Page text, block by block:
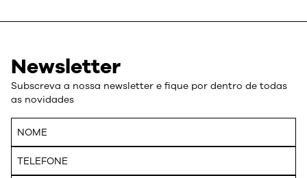
Newsletter
Subscreva a nossa newsletter e fique por dentro de todas
as novidades